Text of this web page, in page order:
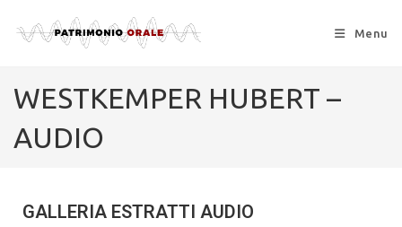
Menu
WESTKEMPER HUBERT –
AUDIO
GALLERIA ESTRATTI AUDIO